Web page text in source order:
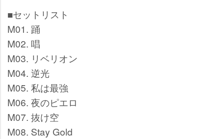
■セットリスト
M01. 踊
M02. 唱
M03. リベリオン
M04. 逆光
M05. 私は最強
M06. 夜のピエロ
M07. 抜け空
M08. Stay Gold